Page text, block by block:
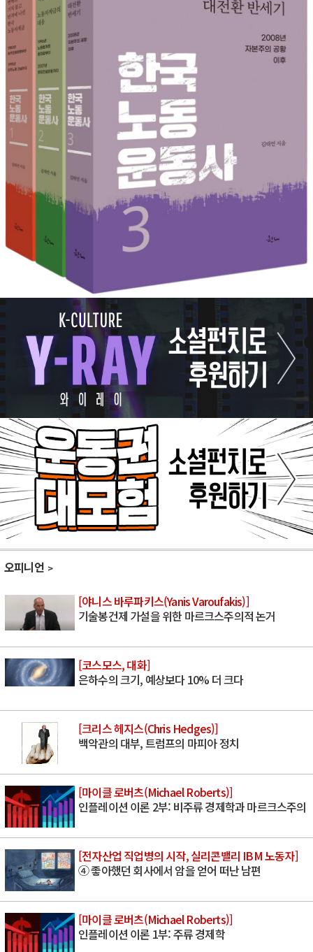
오피니언
[야니스 바루파키스(Yanis Varoufakis)]
기술봉건제 가설을 위한 마르크스주의적 논거
[코스모스, 대화]
은하수의 크기, 예상보다 10% 더 크다
[크리스 헤지스(Chris Hedges)]
백악관의 대부, 트럼프의 마피아 정치
[마이클 로버츠(Michael Roberts)]
인플레이션 이론 2부: 비주류 경제학과 마르크스주의
[전자산업 직업병의 시작, 실리콘밸리 IBM 노동자]
④ 좋아했던 회사에서 암을 얻어 떠난 남편
[마이클 로버츠(Michael Roberts)]
인플레이션 이론 1부: 주류 경제학